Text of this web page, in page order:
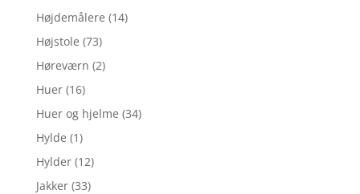
Højdemålere (14)
Højstole (73)
Høreværn (2)
Huer (16)
Huer og hjelme (34)
Hylde (1)
Hylder (12)
Jakker (33)